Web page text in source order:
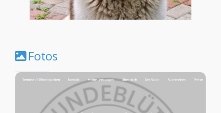
Fotos